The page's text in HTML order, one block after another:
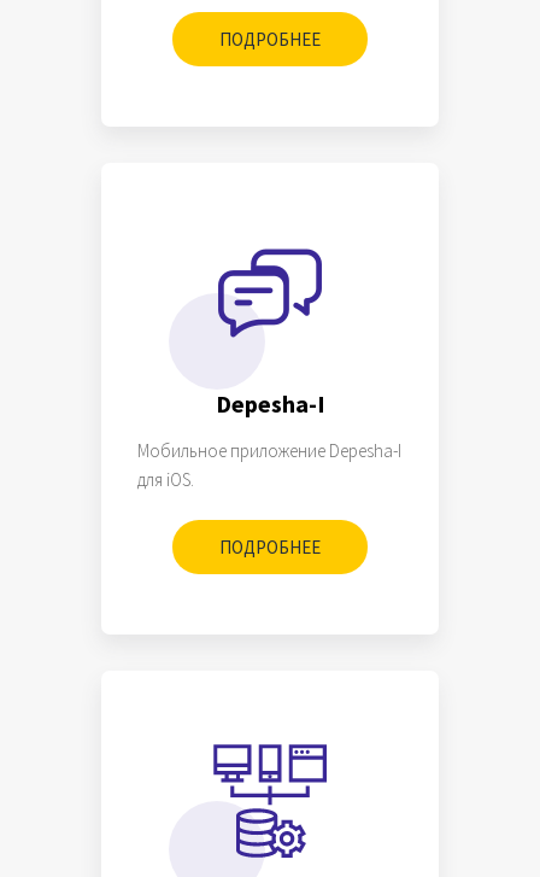
ПОДРОБНЕЕ
Depesha-I
Мобильное приложение Depesha-I
для iOS.
ПОДРОБНЕЕ